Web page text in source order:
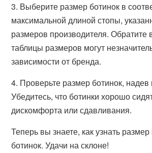
3. Выберите размер ботинок в
максимальной длиной стопы,
размеров производителя. Обратите
таблицы размеров могут
зависимости от бренда.
4. Проверьте размер ботинок, надев
Убедитесь, что ботинки хорошо
дискомфорта или сдавливания.
Теперь вы знаете, как узнать
ботинок. Удачи на склоне!